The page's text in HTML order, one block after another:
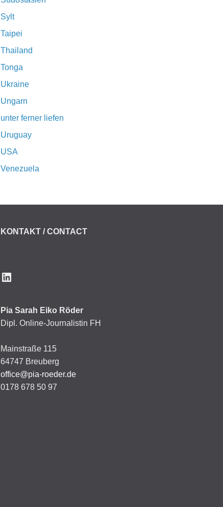
Sylt
Taipei
Thailand
Tonga
Ukraine
Ungarn
unter ferner liefen
Uruguay
USA
Venezuela
KONTAKT / CONTACT
LinkedIn
Pia Sarah Eiko Röder
Dipl. Online-Journalistin FH
Mainstraße 115
64747 Breuberg
office@pia-roeder.de
0178 678 50 97